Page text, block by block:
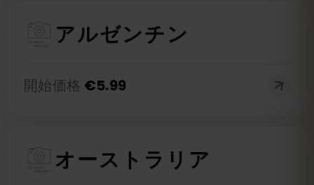
アルゼンチン
開始価格 €5.99
オーストラリア